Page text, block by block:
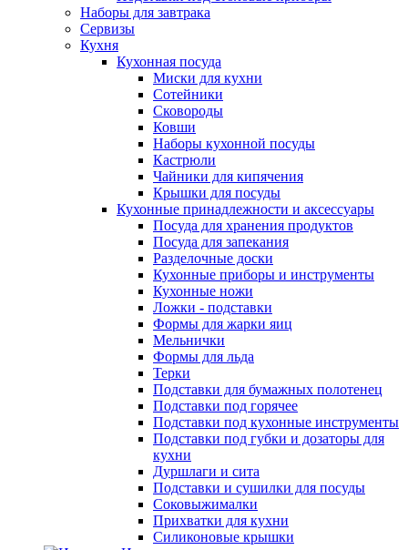
Наборы для завтрака
Сервизы
Кухня
Кухонная посуда
Миски для кухни
Сотейники
Сковороды
Ковши
Наборы кухонной посуды
Кастрюли
Чайники для кипячения
Крышки для посуды
Кухонные принадлежности и аксессуары
Посуда для хранения продуктов
Посуда для запекания
Разделочные доски
Кухонные приборы и инструменты
Кухонные ножи
Ложки - подставки
Формы для жарки яиц
Мельнички
Формы для льда
Терки
Подставки для бумажных полотенец
Подставки под горячее
Подставки под кухонные инструменты
Подставки под губки и дозаторы для
кухни
Дуршлаги и сита
Подставки и сушилки для посуды
Соковыжималки
Прихватки для кухни
Силиконовые крышки